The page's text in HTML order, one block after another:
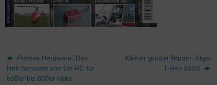
Präzise Hardware: Das
Heli-Servoset von 1st-RC für
550er bis 800er Helis
Kleiner großer Bruder: Align
T-Rex 650X